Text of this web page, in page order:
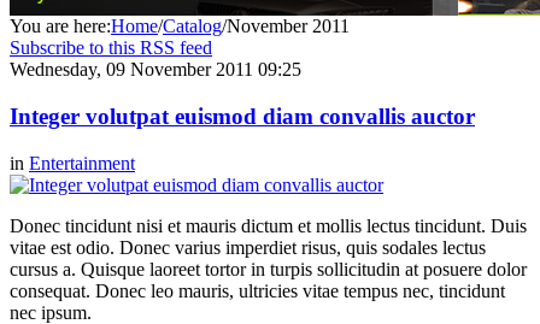
You are here:Home/Catalog/November 2011
Subscribe to this RSS feed
Wednesday, 09 November 2011 09:25
Integer volutpat euismod diam convallis auctor
in Entertainment
Donec tincidunt nisi et mauris dictum et mollis lectus tincidunt. Duis
vitae est odio. Donec varius imperdiet risus, quis sodales lectus
cursus a. Quisque laoreet tortor in turpis sollicitudin at posuere dolor
consequat. Donec leo mauris, ultricies vitae tempus nec, tincidunt
nec ipsum.